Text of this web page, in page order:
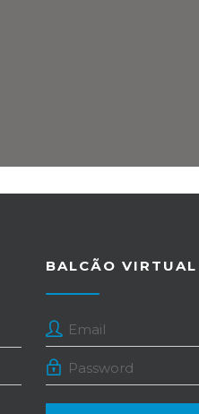
BALCÃO VIRTUAL